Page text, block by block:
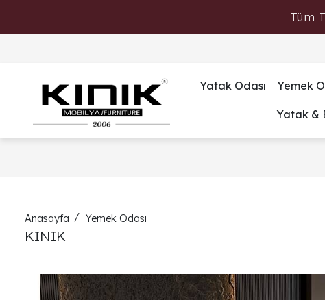
Tüm
Yatak Odası Yemek
Yatak &
Anasayfa Yemek Odası
KINIK